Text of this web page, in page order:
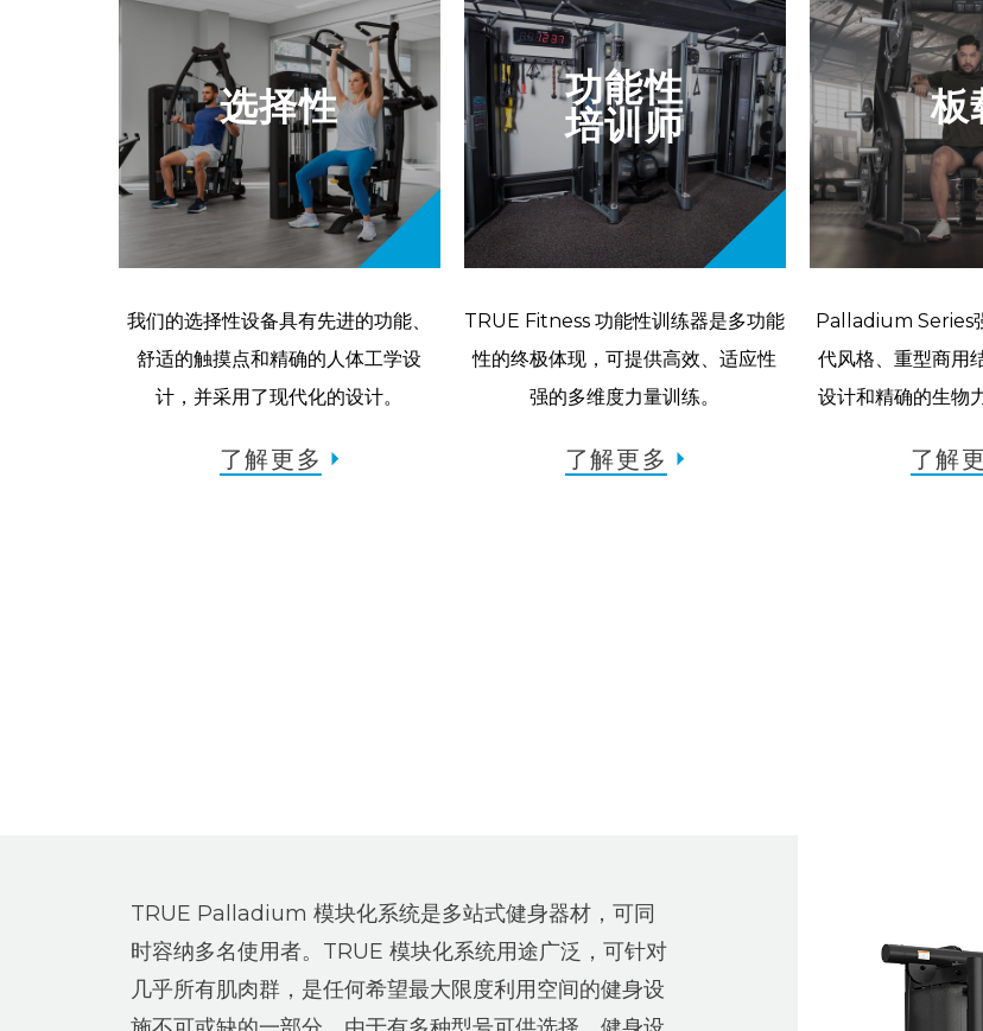
选择性
我们的选择性设备具有先进的功能、
舒适的触摸点和精确的人体工学设
计，并采用了现代化的设计。
了解更多
功能性
培训师
TRUE Fitness 功能性训练器是多功能
性的终极体现，可提供高效、适应性
强的多维度力量训练。
了解更多
板
Palladium Series
代风格、重型商用
设计和精确的生物
了解
TRUE Palladium 模块化系统是多站式健身器材，可同
时容纳多名使用者。TRUE 模块化系统用途广泛，可针对
几乎所有肌肉群，是任何希望最大限度利用空间的健身设